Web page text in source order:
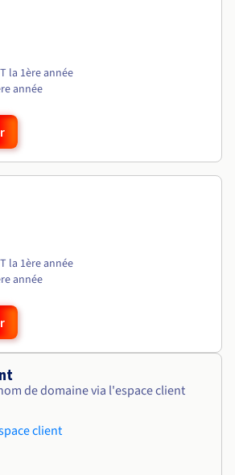
la 1ère année
année
la 1ère année
année
de domaine via l'espace client
client